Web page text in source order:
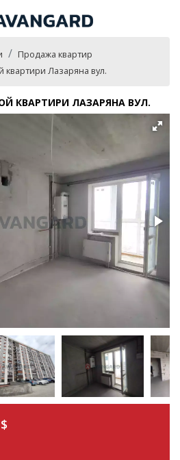
Продажа квартир
Лазаряна вул.
КВАРТИРИ ЛАЗАРЯНА ВУЛ.
$